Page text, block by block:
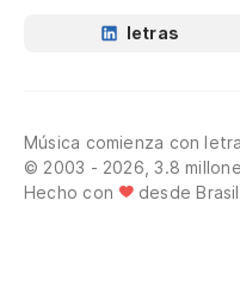
letras
Música comienza con
© 2003 - 2026, 3.8
Hecho con
desde Brasil